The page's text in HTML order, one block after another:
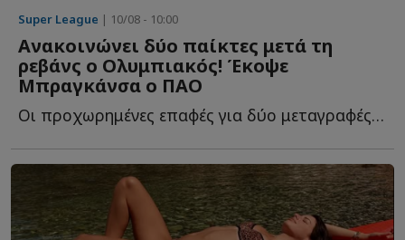
Super League | 10/08 - 10:00
Ανακοινώνει δύο παίκτες μετά τη
ρεβάνς ο Ολυμπιακός! Έκοψε
Μπραγκάνσα ο ΠΑΟ
Οι προχωρημένες επαφές για δύο μεταγραφές που κλείνουν ε...